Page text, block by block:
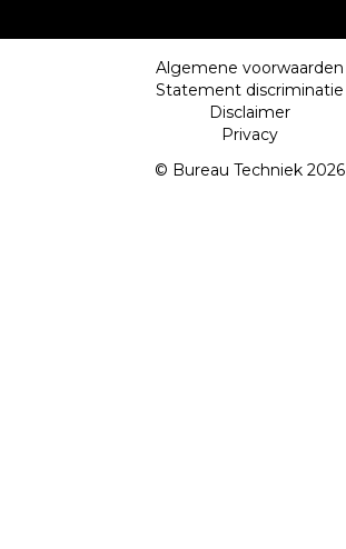
Algemene voorwaarden
Statement discriminatie
Disclaimer
Privacy
© Bureau Techniek 2026